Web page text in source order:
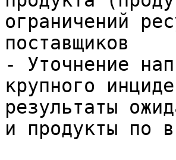
ограничений
поставщиков
- Уточнение
крупного
результаты
и продукты по